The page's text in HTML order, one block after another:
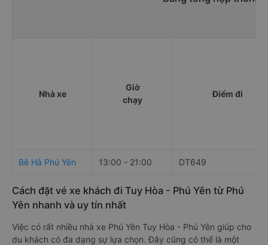
Nhà xe
Giờ
chạy
Điểm đi
Bê Hà Phú Yên 13:00 - 21:00 DT649
Cách đặt vé xe khách đi Tuy Hòa - Phú Yên từ Phú
Yên nhanh và uy tín nhất
Việc có rất nhiều nhà xe Phú Yên Tuy Hòa - Phú Yên giúp cho
du khách có đa dạng sự lựa chọn. Đây cũng có thể là một